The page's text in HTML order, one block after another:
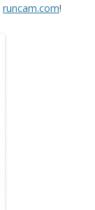
runcam.com!